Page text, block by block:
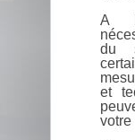
A
du
et
votre